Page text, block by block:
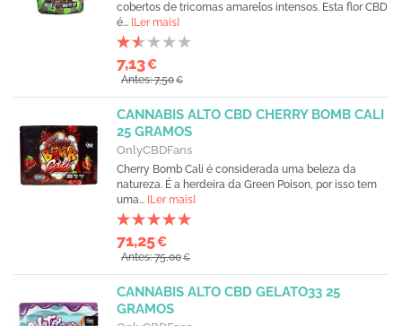
cobertos de tricomas amarelos intensos. Esta flor CBD
é... [Ler mais]
7,13€
Antes: 7,50€
CANNABIS ALTO CBD CHERRY BOMB CALI
25 GRAMOS
OnlyCBDFans
Cherry Bomb Cali é considerada uma beleza da
natureza. É a herdeira da Green Poison, por isso tem
uma... [Ler mais]
71,25€
Antes: 75,00€
CANNABIS ALTO CBD GELATO33 25
GRAMOS